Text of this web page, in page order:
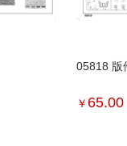
05818 版
￥ 65.00